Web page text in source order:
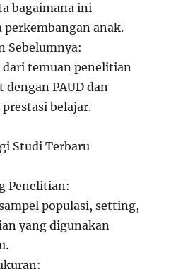
bagaimana ini
anak.
Sebelumnya:
temuan penelitian
PAUD dan
belajar.
Studi Terbaru
Penelitian:
populasi, setting,
yang digunakan